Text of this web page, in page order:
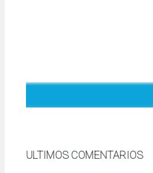
ULTIMOS COMENTARIOS